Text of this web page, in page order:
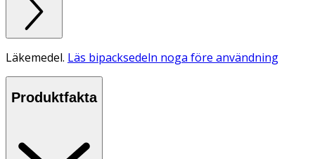
Läkemedel. Läs bipacksedeln noga före användning
Produktfakta